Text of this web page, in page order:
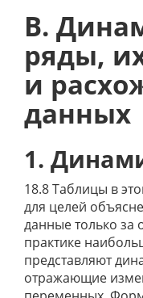
В.
ряды,
и
данных
1.
18.8 Таблицы в
для целей
данные только за
практике
представляют
отражающие